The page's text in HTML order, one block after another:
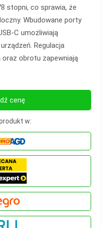
stopni, co sprawia, że
Wbudowane porty
C umożliwiają
Regulacja
obrotu zapewniają
cenę
w: